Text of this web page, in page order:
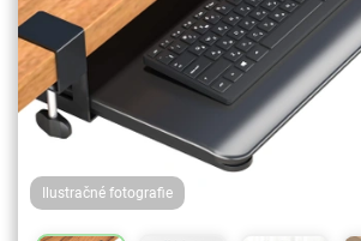
Ilustračné fotografie